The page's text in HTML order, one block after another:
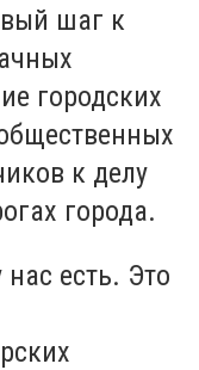
шаг к
городских
к делу
города.
есть. Это